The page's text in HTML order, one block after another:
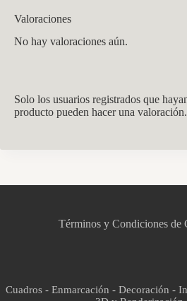
Valoraciones
No hay valoraciones aún.
Solo los usuarios registrados que
producto pueden hacer una valoración.
Términos y Condiciones de
Cuadros - Enmarcación - Decoración -
Asistente virtual · En línea